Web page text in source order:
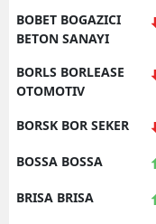
BOBET BOGAZICI
BETON SANAYI
BORLS BORLEASE
OTOMOTIV
BORSK BOR SEKER
BOSSA BOSSA
BRISA BRISA